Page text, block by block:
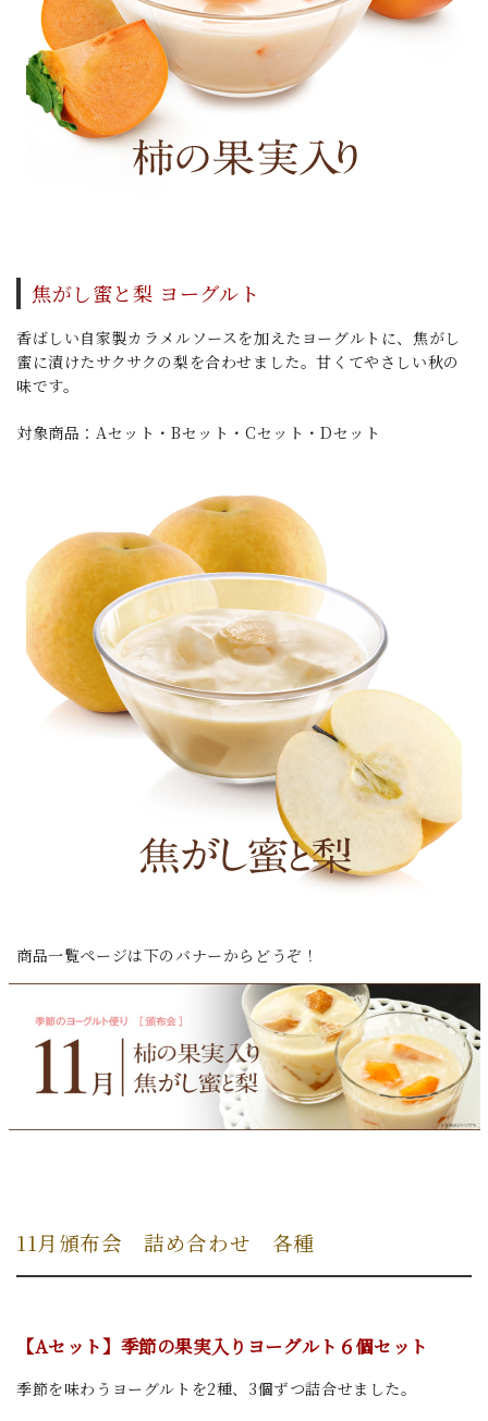
焦がし蜜と梨 ヨーグルト
香ばしい自家製カラメルソースを加えたヨーグルトに、焦がし
蜜に漬けたサクサクの梨を合わせました。甘くてやさしい秋の
味です。
対象商品：Aセット・Bセット・Cセット・Dセット
商品一覧ページは下のバナーからどうぞ！
11月頒布会 詰め合わせ 各種
【Aセット】季節の果実入りヨーグルト ６個セット
季節を味わうヨーグルトを2種、3個ずつ詰合せました。